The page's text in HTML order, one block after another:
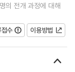
의 전개 과정에 대해
수
이용방법